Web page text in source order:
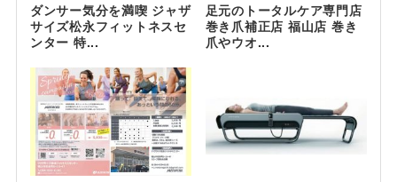
ダンサー気分を満喫 ジャザ
サイズ松永フィットネスセ
ンター 特...
足元のトータルケア専門店
巻き爪補正店 福山店 巻き
爪やウオ...